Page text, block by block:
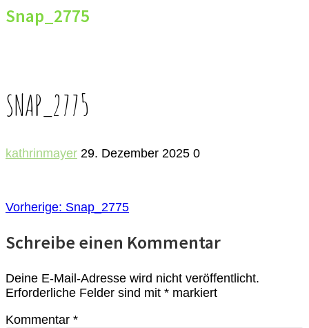
Snap_2775
SNAP_2775
kathrinmayer 29. Dezember 2025 0
BEITRAGSNAVIGATION
Vorherige: Vorheriger
Snap_2775
Schreibe einen Kommentar
Deine E-Mail-Adresse wird nicht veröffentlicht.
Erforderliche Felder sind mit * markiert
Kommentar *